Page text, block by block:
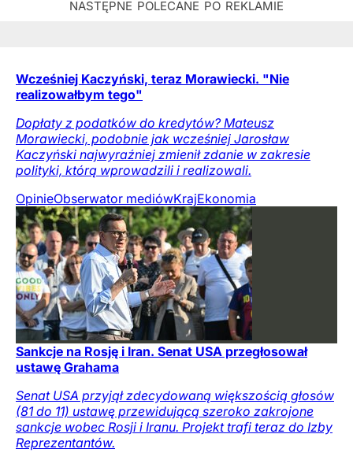
Wcześniej Kaczyński, teraz Morawiecki. "Nie
realizowałbym tego"
Dopłaty z podatków do kredytów? Mateusz
Morawiecki, podobnie jak wcześniej Jarosław
Kaczyński najwyraźniej zmienił zdanie w zakresie
polityki, którą wprowadzili i realizowali.
OpinieObserwator mediówKrajEkonomia
Sankcje na Rosję i Iran. Senat USA przegłosował
ustawę Grahama
Senat USA przyjął zdecydowaną większością głosów
(81 do 11) ustawę przewidującą szeroko zakrojone
sankcje wobec Rosji i Iranu. Projekt trafi teraz do Izby
Reprezentantów.